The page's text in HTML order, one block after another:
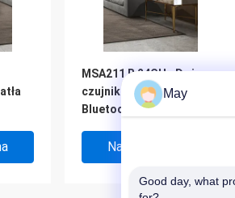
MSA211 B 24GHz Duży
czujnik ruchu z Casambi
Bluetooth dla
Najlepsza Cena
May
Good day, what